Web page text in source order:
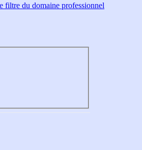
filtre du domaine professionnel